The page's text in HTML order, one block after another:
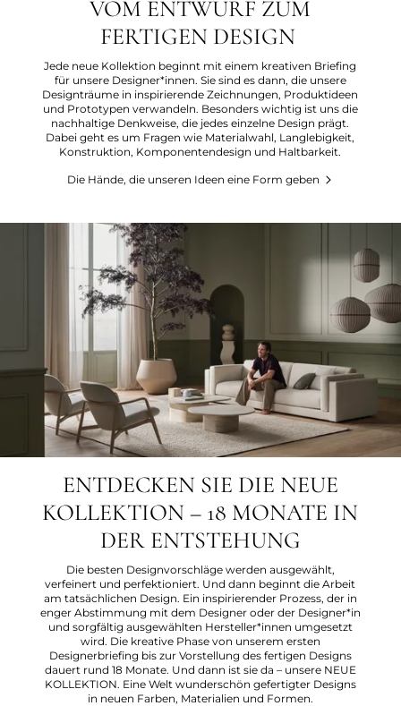
VOM ENTWURF ZUM
FERTIGEN DESIGN
Jede neue Kollektion beginnt mit einem kreativen Briefing
für unsere Designer*innen. Sie sind es dann, die unsere
Designträume in inspirierende Zeichnungen, Produktideen
und Prototypen verwandeln. Besonders wichtig ist uns die
nachhaltige Denkweise, die jedes einzelne Design prägt.
Dabei geht es um Fragen wie Materialwahl, Langlebigkeit,
Konstruktion, Komponentendesign und Haltbarkeit.
Die Hände, die unseren Ideen eine Form geben
ENTDECKEN SIE DIE NEUE
KOLLEKTION – 18 MONATE IN
DER ENTSTEHUNG
Die besten Designvorschläge werden ausgewählt,
verfeinert und perfektioniert. Und dann beginnt die Arbeit
am tatsächlichen Design. Ein inspirierender Prozess, der in
enger Abstimmung mit dem Designer oder der Designer*in
und sorgfältig ausgewählten Hersteller*innen umgesetzt
wird. Die kreative Phase von unserem ersten
Designerbriefing bis zur Vorstellung des fertigen Designs
dauert rund 18 Monate. Und dann ist sie da – unsere NEUE
KOLLEKTION. Eine Welt wunderschön gefertigter Designs
in neuen Farben, Materialien und Formen.